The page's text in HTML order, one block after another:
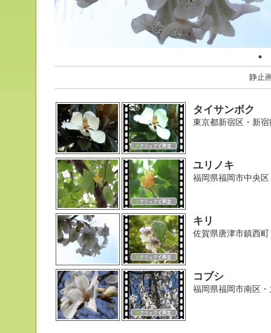
静止
タイサンボク
東京都新宿区・新宿
ユリノキ
福岡県福岡市中央
キリ
佐賀県唐津市鎮西
コブシ
福岡県福岡市南区